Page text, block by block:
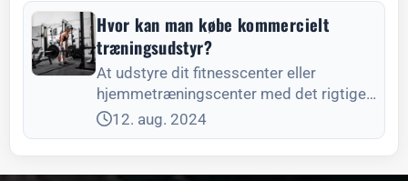
Hvor kan man købe kommercielt
træningsudstyr?
At udstyre dit fitnesscenter eller
hjemmetræningscenter med det rigtige
udstyr er afgørende for at få succes.
12. aug. 2024